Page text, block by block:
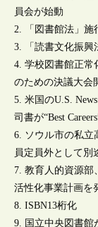
員会が始動
2. 「図書館法」施
3. 「読書文化振興
4. 学校図書館正常
のための決議大会
5. 米国のU.S.
司書が“Best
6. ソウル市の私立
員定員外として別
7. 教育人的資源部
活性化事業計画を
8. ISBN13桁化
9. 国立中央図書館